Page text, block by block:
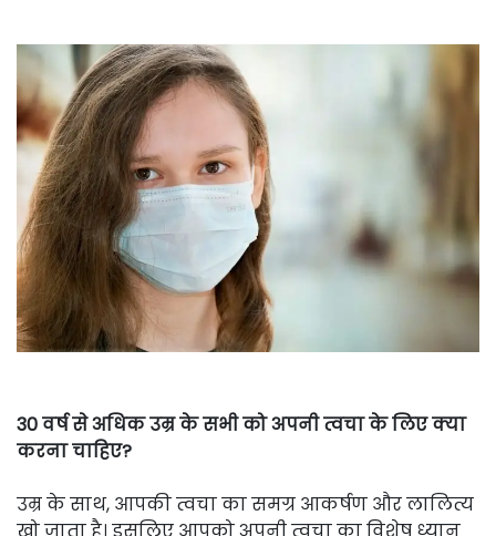
30 वर्ष से अधिक उम्र के सभी को अपनी त्वचा के लिए क्या
करना चाहिए?
उम्र के साथ, आपकी त्वचा का समग्र आकर्षण और लालित्य